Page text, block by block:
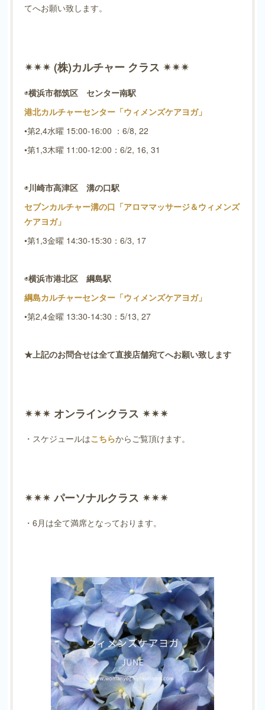
てへお願い致します。
✴︎✴︎✴︎ (株)カルチャー クラス ✴︎✴︎✴︎
◉横浜市都筑区 センター南駅
港北カルチャーセンター「ウィメンズケアヨガ」
•第2,4水曜 15:00-16:00 ：6/8, 22
•第1,3木曜 11:00-12:00：6/2, 16, 31
◉川崎市高津区 溝の口駅
セブンカルチャー溝の口「アロママッサージ＆ウィメンズ
ケアヨガ」
•第1,3金曜 14:30-15:30：6/3, 17
◉横浜市港北区 綱島駅
綱島カルチャーセンター「ウィメンズケアヨガ」
•第2,4金曜 13:30-14:30：5/13, 27
★上記のお問合せは全て直接店舗宛てへお願い致します
✴︎✴︎✴︎ オンラインクラス ✴︎✴︎✴︎
・スケジュールはこちらからご覧頂けます。
✴︎✴︎✴︎ パーソナルクラス ✴︎✴︎✴︎
・6月は全て満席となっております。